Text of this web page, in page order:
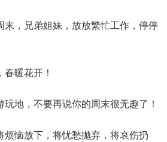
末，兄弟姐妹，放放繁忙工作，停停
暖花开！
地，不要再说你的周末很无趣了！
恼放下，将忧愁抛弃，将哀伤扔